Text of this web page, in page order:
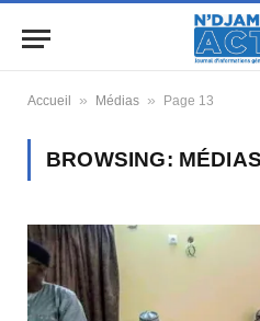
Accueil » Médias » Page 13
BROWSING: MÉDIAS